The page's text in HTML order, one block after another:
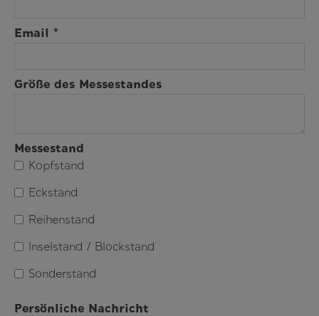
Email *
Größe des Messestandes
Messestand
Kopfstand
Eckstand
Reihenstand
Inselstand / Blockstand
Sonderstand
Persönliche Nachricht